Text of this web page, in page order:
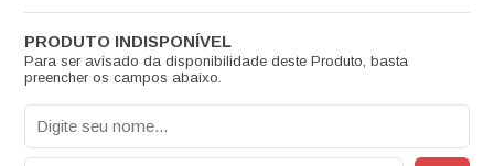
Para ser avisado da disponibilidade deste Produto, basta
preencher os campos abaixo.